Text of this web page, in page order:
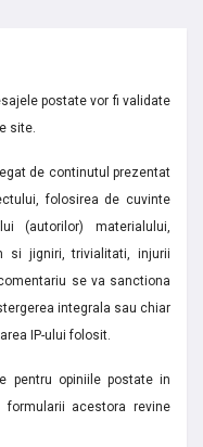
postate vor fi validate
site.
de continutul prezentat
folosirea de cuvinte
(autorilor) materialului,
si jigniri, trivialitati, injurii
se va sanctiona
integrala sau chiar
IP-ului folosit.
pentru opiniile postate in
formularii acestora revine